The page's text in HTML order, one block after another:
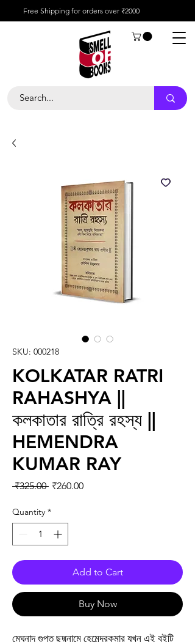
Free Shipping for orders over ₹2000
SKU: 000218
KOLKATAR RATRI
RAHASHYA ||
কলকাতার রাত্রি রহস্য ||
HEMENDRA
KUMAR RAY
₹325.00 Regular Price
₹260.00Sale Price
Quantity *
Add to Cart
Buy Now
মেঘনাদ গুপ্ত ছদ্মনামে হেমেন্দ্রকুমার যখন এই বইটি